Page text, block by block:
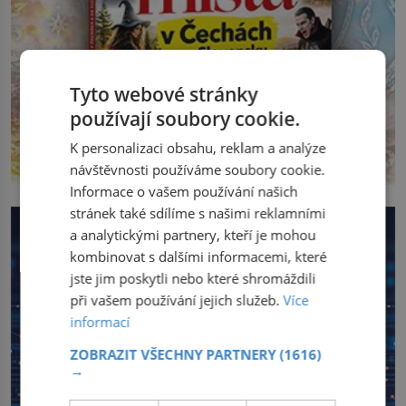
Tyto webové stránky
používají soubory cookie.
K personalizaci obsahu, reklam a analýze
návštěvnosti používáme soubory cookie.
Informace o vašem používání našich
stránek také sdílíme s našimi reklamními
a analytickými partnery, kteří je mohou
kombinovat s dalšími informacemi, které
jste jim poskytli nebo které shromáždili
při vašem používání jejich služeb.Více
informací
ZOBRAZIT VŠECHNY PARTNERY(1616)
→